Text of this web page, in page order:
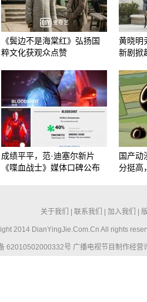
《鬓边不是海棠红》弘扬国
粹文化获观众点赞
黄晓明
新剧掀
成绩平平，范·迪塞尔新片
《喋血战士》媒体口碑公布
国产动
分挺高
关于我们 联系我们 加入我们
2014 DianYingJie.Com.Cn All rights
62010502000332号 广播电视节目制作经